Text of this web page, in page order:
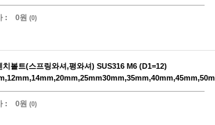
: 0원 (0)
치볼트(스프링와셔,평와셔) SUS316 M6 (D1=12)
: 0원 (0)